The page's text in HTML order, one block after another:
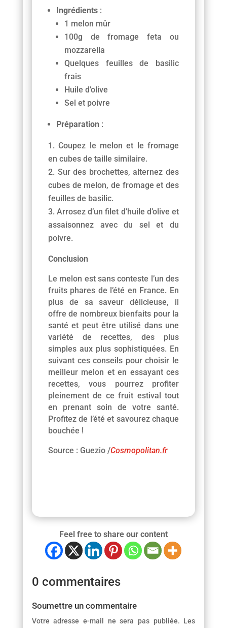
Ingrédients:
1 melon mûr
100g de fromage feta ou
mozzarella
Quelques feuilles de basilic
frais
Huile d’olive
Sel et poivre
Préparation :
Coupez le melon et le fromage
en cubes de taille similaire.
Sur des brochettes, alternez des
cubes de melon, de fromage et des
feuilles de basilic.
Arrosez d’un filet d’huile d’olive et
assaisonnez avec du sel et du
poivre.
Conclusion
Le melon est sans conteste l’un des
fruits phares de l’été en France. En
plus de sa saveur délicieuse, il
offre de nombreux bienfaits pour la
santé et peut être utilisé dans une
variété de recettes, des plus
simples aux plus sophistiquées. En
suivant ces conseils pour choisir le
meilleur melon et en essayant ces
recettes, vous pourrez profiter
pleinement de ce fruit estival tout
en prenant soin de votre santé.
Profitez de l’été et savourez chaque
bouchée !
Source : Guezio /Cosmopolitan.fr
Feel free to share our content
0 commentaires
Soumettre un commentaire
Votre adresse e-mail ne sera pas publiée. Les